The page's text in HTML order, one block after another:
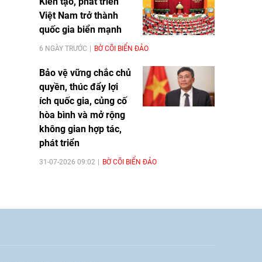
Việt Nam trở thành
quốc gia biển mạnh
6 NGÀY TRƯỚC BỜ CÕI BIỂN ĐẢO
Bảo vệ vững chắc chủ
quyền, thúc đẩy lợi
ích quốc gia, củng cố
hòa bình và mở rộng
không gian hợp tác,
phát triển
31-07-2026 09:02 BỜ CÕI BIỂN ĐẢO